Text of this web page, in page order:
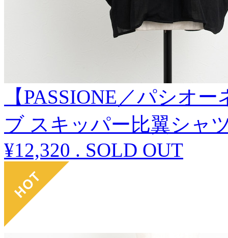
【PASSIONE／パシオ
ブ スキッパー比翼シャ
¥12,320 . SOLD OUT